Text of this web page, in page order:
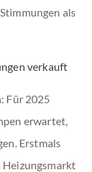
als
verkauft
Für 2025
erwartet,
Erstmals
Heizungsmarkt